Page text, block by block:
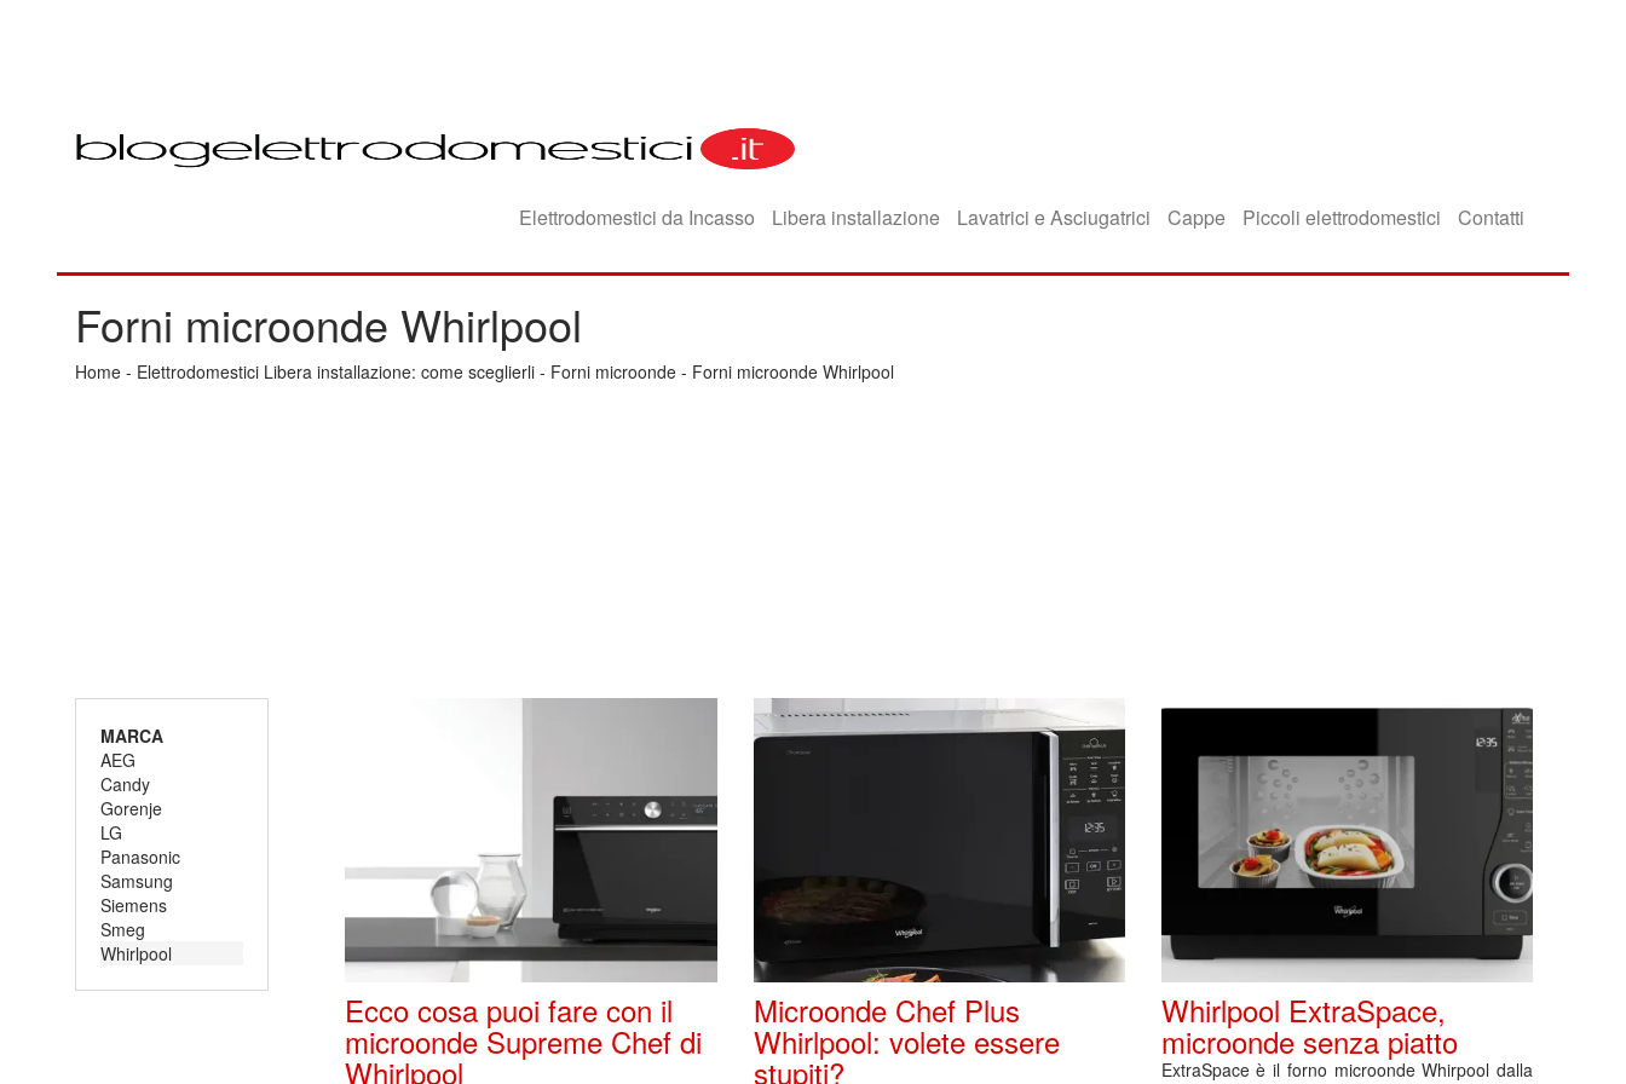
Elettrodomestici da Incasso Libera installazione Lavatrici e Asciugatrici Cappe Piccoli elettrodomestici Contatti
Forni microonde Whirlpool
Home - Elettrodomestici Libera installazione: come sceglierli - Forni microonde - Forni microonde Whirlpool
MARCA
AEG
Candy
Gorenje
LG
Panasonic
Samsung
Siemens
Smeg
Whirlpool
Ecco cosa puoi fare con il
microonde Supreme Chef di
Whirlpool
Microonde Chef Plus
Whirlpool: volete essere
stupiti?
Whirlpool ExtraSpace,
microonde senza piatto
ExtraSpace è il forno microonde Whirpool dalla